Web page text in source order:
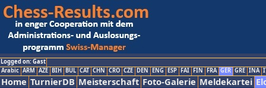
Logged on: Gast
Arabic ARM AZE BIH BUL CAT CHN CRO CZE DEN ENG ESP FAI FIN FRA GER GRE INA
Home TurnierDB Meisterschaft Foto-Galerie Meldekartei